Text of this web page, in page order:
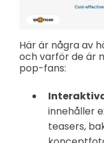
Här är några av
och varför de är
pop-fans:
innehåller
teasers,